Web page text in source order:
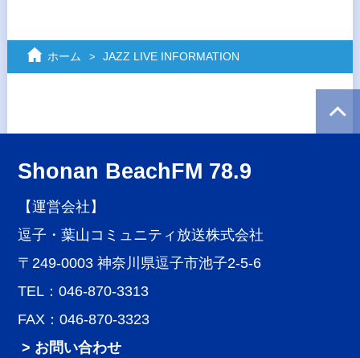
ホーム JAZZ LIVE INFORMATION
Shonan BeachFM 78.9
【運営会社】
逗子・葉山コミュニティ放送株式会社
〒249-0003 神奈川県逗子市池子2-5-6
TEL：046-870-3313
FAX：046-870-3323
> お問い合わせ